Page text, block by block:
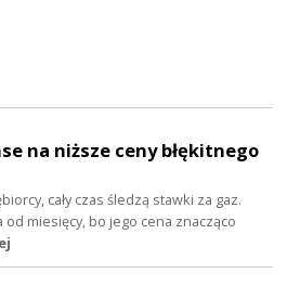
na niższe ceny błękitnego
cały czas śledzą stawki za gaz.
miesięcy, bo jego cena znacząco